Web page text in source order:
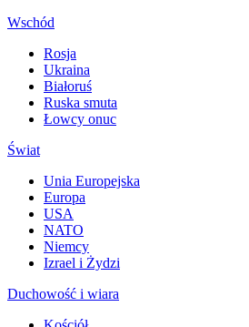
Wschód
Rosja
Ukraina
Białoruś
Ruska smuta
Łowcy onuc
Świat
Unia Europejska
Europa
USA
NATO
Niemcy
Izrael i Żydzi
Duchowość i wiara